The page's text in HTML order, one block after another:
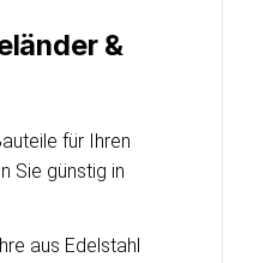
&
für Ihren
Sie günstig in
aus Edelstahl